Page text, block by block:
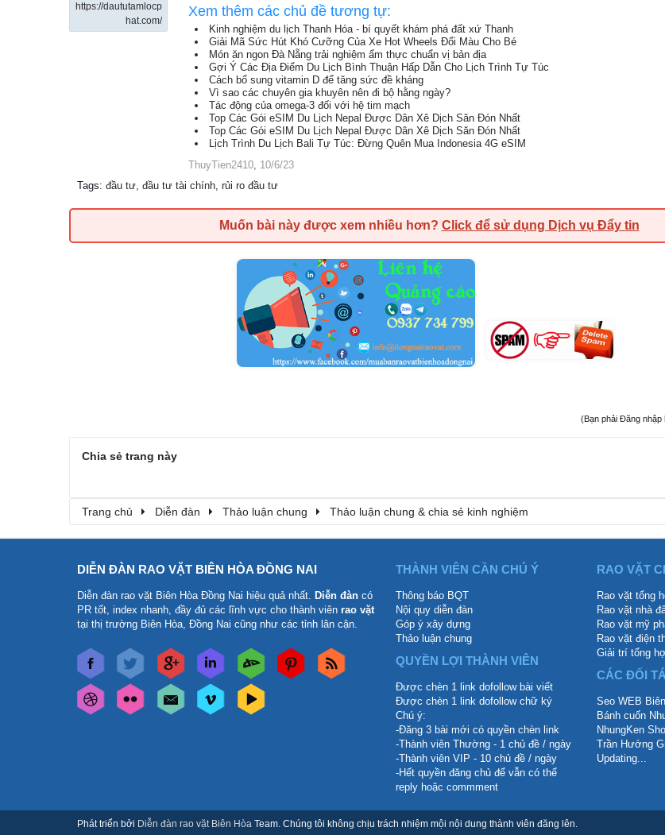
https://daututamlocp
hat.com/
Xem thêm các chủ đề tương tự:
Kinh nghiệm du lịch Thanh Hóa - bí quyết khám phá đất xứ Thanh
Giải Mã Sức Hút Khó Cưỡng Của Xe Hot Wheels Đổi Màu Cho Bé
Món ăn ngon Đà Nẵng trải nghiệm ẩm thực chuẩn vị bản địa
Gợi Ý Các Địa Điểm Du Lịch Bình Thuận Hấp Dẫn Cho Lịch Trình Tự Túc
Cách bổ sung vitamin D để tăng sức đề kháng
Vì sao các chuyên gia khuyên nên đi bộ hằng ngày?
Tác động của omega-3 đối với hệ tim mạch
Top Các Gói eSIM Du Lịch Nepal Được Dân Xê Dịch Săn Đón Nhất
Top Các Gói eSIM Du Lịch Nepal Được Dân Xê Dịch Săn Đón Nhất
Lịch Trình Du Lịch Bali Tự Túc: Đừng Quên Mua Indonesia 4G eSIM
ThuyTien2410, 10/6/23
Tags: đầu tư, đầu tư tài chính, rủi ro đầu tư
Muốn bài này được xem nhiều hơn? Click để sử dụng Dịch vụ Đẩy tin
(Bạn phải Đăng
Chia sẻ trang này
Trang chủ Diễn đàn Thảo luận chung Thảo luận chung & chia sẻ kinh nghiệm
DIỄN ĐÀN RAO VẶT BIÊN HÒA ĐỒNG NAI
Diễn đàn rao vặt Biên Hòa Đồng Nai hiệu quả nhất. Diễn đàn có
PR tốt, index nhanh, đầy đủ các lĩnh vực cho thành viên rao vặt
tại thị trường Biên Hòa, Đồng Nai cũng như các tỉnh lân cận.
THÀNH VIÊN CẦN CHÚ Ý
Thông báo BQT
Nội quy diễn đàn
Góp ý xây dựng
Thảo luận chung
QUYỀN LỢI THÀNH VIÊN
Được chèn 1 link dofollow bài viết
Được chèn 1 link dofollow chữ ký
Chú ý:
-Đăng 3 bài mới có quyền chèn link
-Thành viên Thường - 1 chủ đề / ngày
-Thành viên VIP - 10 chủ đề / ngày
-Hết quyền đăng chủ để vẫn có thể
reply hoặc commment
RAO VẶT
Rao vặt tổng
Rao vặt nhà
Rao vặt mỹ
Rao vặt điện
Giải trí tổng
CÁC ĐỐI
Seo WEB
Bánh cuốn
NhungKen
Trần Hướng
Updating...
Phát triển bởi Diễn đàn rao vặt Biên Hòa Team. Chúng tôi không chịu trách nhiệm mội nội dung thành viên đăng lên.